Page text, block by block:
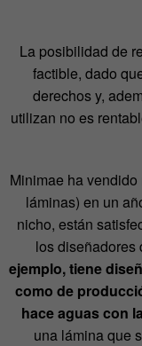
La posibilidad de
factible, dado
derechos y,
utilizan no es
Minimae ha
láminas) en un
nicho, están
los diseñadores
ejemplo, tiene
como de
hace aguas con
una lámina que